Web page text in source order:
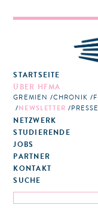
STARTSEITE
ÜBER HFMA
GREMIEN CHRONIK
NEWSLETTER
PRESSE
NETZWERK
STUDIERENDE
JOBS
PARTNER
KONTAKT
SUCHE